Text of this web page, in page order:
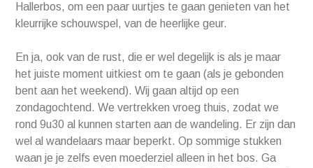
Hallerbos, om een paar uurtjes te gaan genieten van het
kleurrijke schouwspel, van de heerlijke geur.
En ja, ook van de rust, die er wel degelijk is als je maar
het juiste moment uitkiest om te gaan (als je gebonden
bent aan het weekend). Wij gaan altijd op een
zondagochtend. We vertrekken vroeg thuis, zodat we
rond 9u30 al kunnen starten aan de wandeling. Er zijn dan
wel al wandelaars maar beperkt. Op sommige stukken
waan je je zelfs even moederziel alleen in het bos. Ga